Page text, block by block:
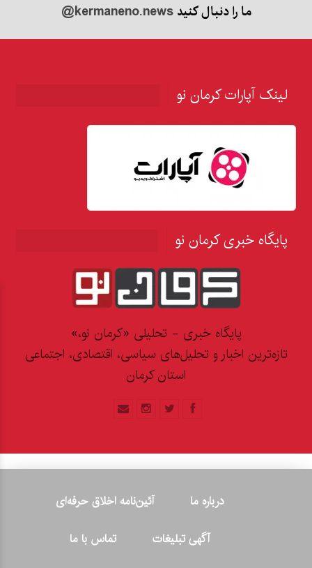
ما را دنبال کنید@kermaneno.news
لینک آپارات کرمان نو
پایگاه خبری کرمان نو
پایگاه خبری - تحلیلی «کرمان نو،»
تازه‌ترین اخبار و تحلیل‌های سیاسی، اقتصادی، اجتماعی
استان کرمان
درباره ما
آئین‌نامه اخلاق حرفه‌ای
آگهی تبلیغات
تماس با ما